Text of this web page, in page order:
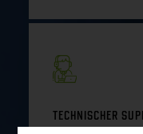
TECHNISCHER